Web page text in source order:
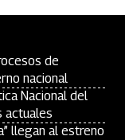
de
nacional
Nacional del
actuales
llegan al estreno